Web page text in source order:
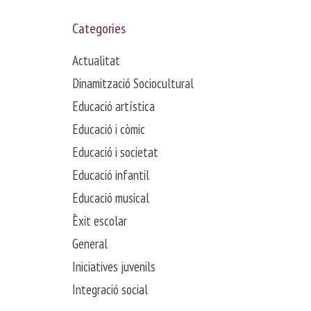
Categories
Actualitat
Dinamització Sociocultural
Educació artística
Educació i còmic
Educació i societat
Educació infantil
Educació musical
Èxit escolar
General
Iniciatives juvenils
Integració social